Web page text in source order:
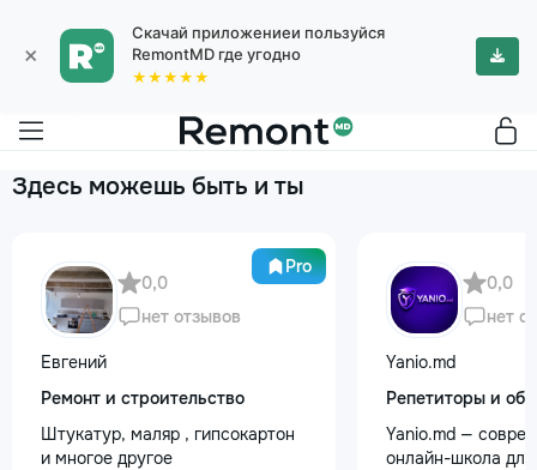
×
Скачай приложениеи пользуйся
RemontMD где угодно
★★★★★
Здесь можешь быть и ты
Pro
0,0
нет отзывов
Евгений
Ремонт и строительство
Штукатур, маляр , гипсокартон
и многое другое
0,0
нет
Yanio.md
Репетиторы и
Yanio.md —
онлайн-школа для